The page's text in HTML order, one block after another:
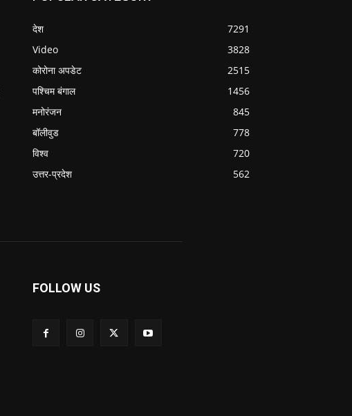
देश
7291
Video
3828
कोरोना अपडेट
2515
पश्चिम बंगाल
1456
मनोरंजन
845
बॉलीवुड
778
विश्व
720
उत्तर-प्रदेश
562
FOLLOW US